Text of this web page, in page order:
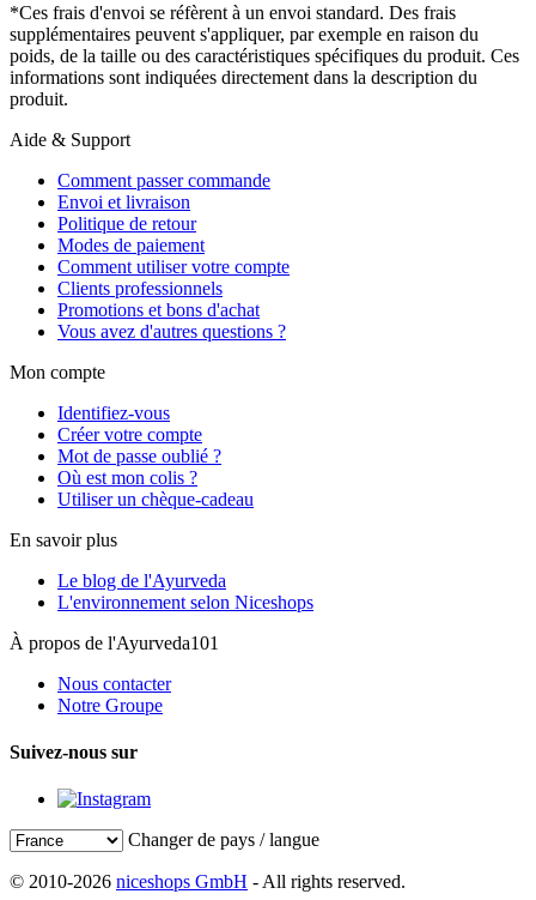
*Ces frais d'envoi se réfèrent à un envoi standard. Des frais
supplémentaires peuvent s'appliquer, par exemple en raison du
poids, de la taille ou des caractéristiques spécifiques du produit. Ces
informations sont indiquées directement dans la description du
produit.
Aide & Support
Comment passer commande
Envoi et livraison
Politique de retour
Modes de paiement
Comment utiliser votre compte
Clients professionnels
Promotions et bons d'achat
Vous avez d'autres questions ?
Mon compte
Identifiez-vous
Créer votre compte
Mot de passe oublié ?
Où est mon colis ?
Utiliser un chèque-cadeau
En savoir plus
Le blog de l'Ayurveda
L'environnement selon Niceshops
À propos de l'Ayurveda101
Nous contacter
Notre Groupe
Suivez-nous sur
Changer de pays / langue
© 2010-2026 niceshops GmbH - All rights reserved.